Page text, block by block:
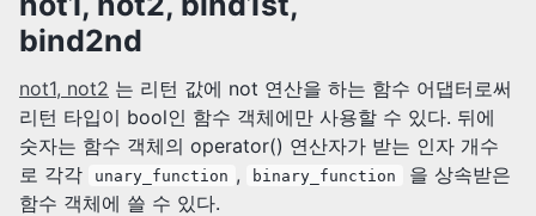
bind2nd
not1, not2 는 리턴 값에 not 연산을 하는 함수 어댑터로써
리턴 타입이 bool인 함수 객체에만 사용할 수 있다. 뒤에
숫자는 함수 객체의 operator() 연산자가 받는 인자 개수
로 각각
unary_function , binary_function
을 상속받은
함수 객체에 쓸 수 있다.